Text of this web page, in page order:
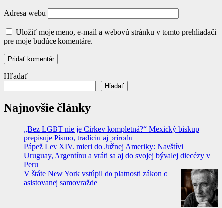
Adresa webu
Uložiť moje meno, e-mail a webovú stránku v tomto prehliadači
pre moje budúce komentáre.
Hľadať
Hľadať
Najnovšie články
„Bez LGBT nie je Cirkev kompletná?“ Mexický biskup
prepisuje Písmo, tradíciu aj prírodu
Pápež Lev XIV. mieri do Južnej Ameriky: Navštívi
Uruguay, Argentínu a vráti sa aj do svojej bývalej diecézy v
Peru
V štáte New York vstúpil do platnosti zákon o
asistovanej samovražde